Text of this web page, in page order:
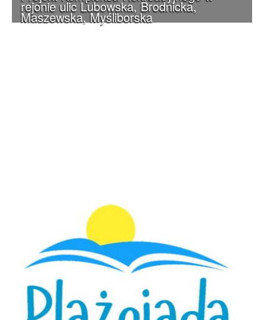
rejonie ulic Lubowska, Brodnicka,
Maszewska, Myśliborska